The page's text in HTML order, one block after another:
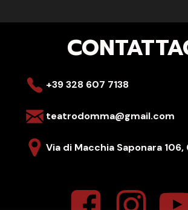
+39 328 607 7138
teatrodomma@gmail.com
Via di Macchia Saponara 106,